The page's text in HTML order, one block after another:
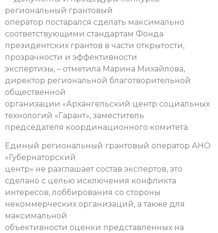
региональный грантовый
оператор постарался сделать максимально
соответствующими стандартам Фонда
президентских грантов в части открытости,
прозрачности и эффективности
экспертизы, – отметила Марина Михайлова,
директор региональной благотворительной
общественной
организации «Архангельский центр социальных
технологий «Гарант», заместитель
председателя координационного комитета.
Единый региональный грантовый оператор АНО
«Губернаторский
центр» не разглашает состав экспертов, это
сделано с целью исключения конфликта
интересов, лоббирования со стороны
некоммерческих организаций, а также для
максимальной
объективности оценки представленных на